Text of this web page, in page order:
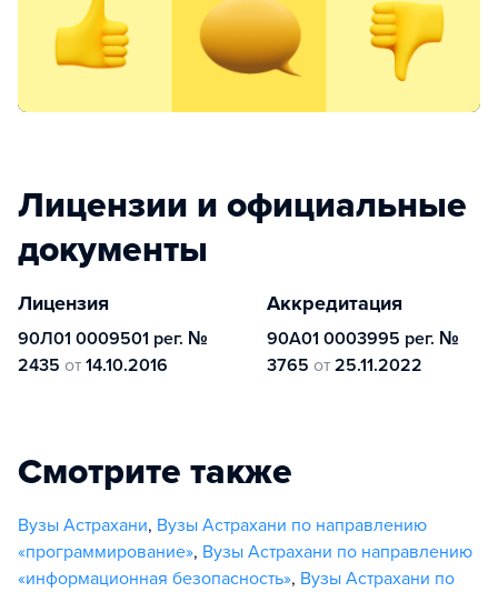
Лицензии и официальные
документы
Лицензия
90Л01 0009501 рег. №
2435 от 14.10.2016
Аккредитация
90А01 0003995 рег. №
3765 от 25.11.2022
Смотрите также
Вузы Астрахани, Вузы Астрахани по направлению
«программирование», Вузы Астрахани по направлению
«информационная безопасность», Вузы Астрахани по